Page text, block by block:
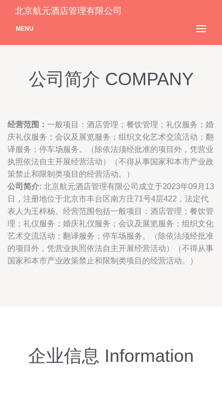
北京航元酒店管理有限公司
MENU
公司简介 COMPANY
经营范围： 一般项目：酒店管理；餐饮管理；礼仪服务；婚
庆礼仪服务；会议及展览服务；组织文化艺术交流活动；翻
译服务；停车场服务。（除依法须经批准的项目外，凭营业
执照依法自主开展经营活动）（不得从事国家和本市产业政
策禁止和限制类项目的经营活动。）
公司简介: 北京航元酒店管理有限公司成立于2023年09月13
日，注册地位于北京市丰台区南方庄71号4层422，法定代
表人为王梓杨。经营范围包括一般项目：酒店管理；餐饮管
理；礼仪服务；婚庆礼仪服务；会议及展览服务；组织文化
艺术交流活动；翻译服务；停车场服务。（除依法须经批准
的项目外，凭营业执照依法自主开展经营活动）（不得从事
国家和本市产业政策禁止和限制类项目的经营活动。）
企业信息 Information